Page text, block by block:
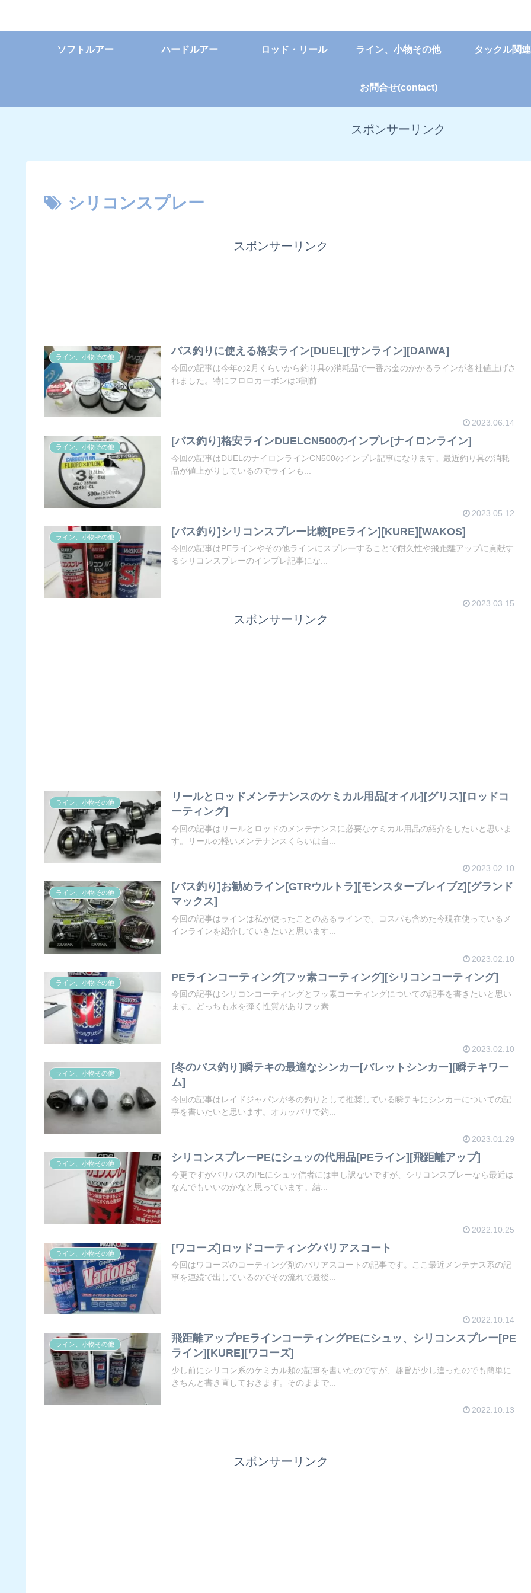
ソフトルアー ハードルアー ロッド・リール ライン、小物その他 タックル関連
お問合せ(contact)
スポンサーリンク
シリコンスプレー
スポンサーリンク
ライン、小物その他 バス釣りに使える格安ライン[DUEL][サンライン][DAIWA]
今回の記事は今年の2月くらいから釣り具の消耗品で一番お金のかかるラインが各社値上げさ
れました。特にフロロカーボンは3割前...
2023.06.14
ライン、小物その他 [バス釣り]格安ラインDUELCN500のインプレ[ナイロンライン]
今回の記事はDUELのナイロンラインCN500のインプレ記事になります。最近釣り具の消耗
品が値上がりしているのでラインも...
2023.05.12
ライン、小物その他 [バス釣り]シリコンスプレー比較[PEライン][KURE][WAKOS]
今回の記事はPEラインやその他ラインにスプレーすることで耐久性や飛距離アップに貢献す
るシリコンスプレーのインプレ記事にな...
2023.03.15
スポンサーリンク
ライン、小物その他
リールとロッドメンテナンスのケミカル用品[オイル][グリス][ロッドコ
ーティング]
今回の記事はリールとロッドのメンテナンスに必要なケミカル用品の紹介をしたいと思いま
す。リールの軽いメンテナンスくらいは自...
2023.02.10
ライン、小物その他
[バス釣り]お勧めライン[GTRウルトラ][モンスターブレイブZ][グランド
マックス]
今回の記事はラインは私が使ったことのあるラインで、コスパも含めた今現在使っているメ
インラインを紹介していきたいと思います...
2023.02.10
ライン、小物その他 PEラインコーティング[フッ素コーティング][シリコンコーティング]
今回の記事はシリコンコーティングとフッ素コーティングについての記事を書きたいと思い
ます。どっちも水を弾く性質がありフッ素...
2023.02.10
ライン、小物その他
[冬のバス釣り]瞬テキの最適なシンカー[バレットシンカー][瞬テキワー
ム]
今回の記事はレイドジャパンが冬の釣りとして推奨している瞬テキにシンカーについての記
事を書いたいと思います。オカッパリで釣...
2023.01.29
ライン、小物その他 シリコンスプレーPEにシュッの代用品[PEライン][飛距離アップ]
今更ですがバリバスのPEにシュッ信者には申し訳ないですが、シリコンスプレーなら最近は
なんでもいいのかなと思っています。結...
2022.10.25
ライン、小物その他 [ワコーズ]ロッドコーティングバリアスコート
今回はワコーズのコーティング剤のバリアスコートの記事です。ここ最近メンテナス系の記
事を連続で出しているのでその流れで最後...
2022.10.14
ライン、小物その他
飛距離アップPEラインコーティングPEにシュッ、シリコンスプレー[PE
ライン][KURE][ワコーズ]
少し前にシリコン系のケミカル類の記事を書いたのですが、趣旨が少し違ったのでも簡単に
きちんと書き直しておきます。そのままで...
2022.10.13
スポンサーリンク